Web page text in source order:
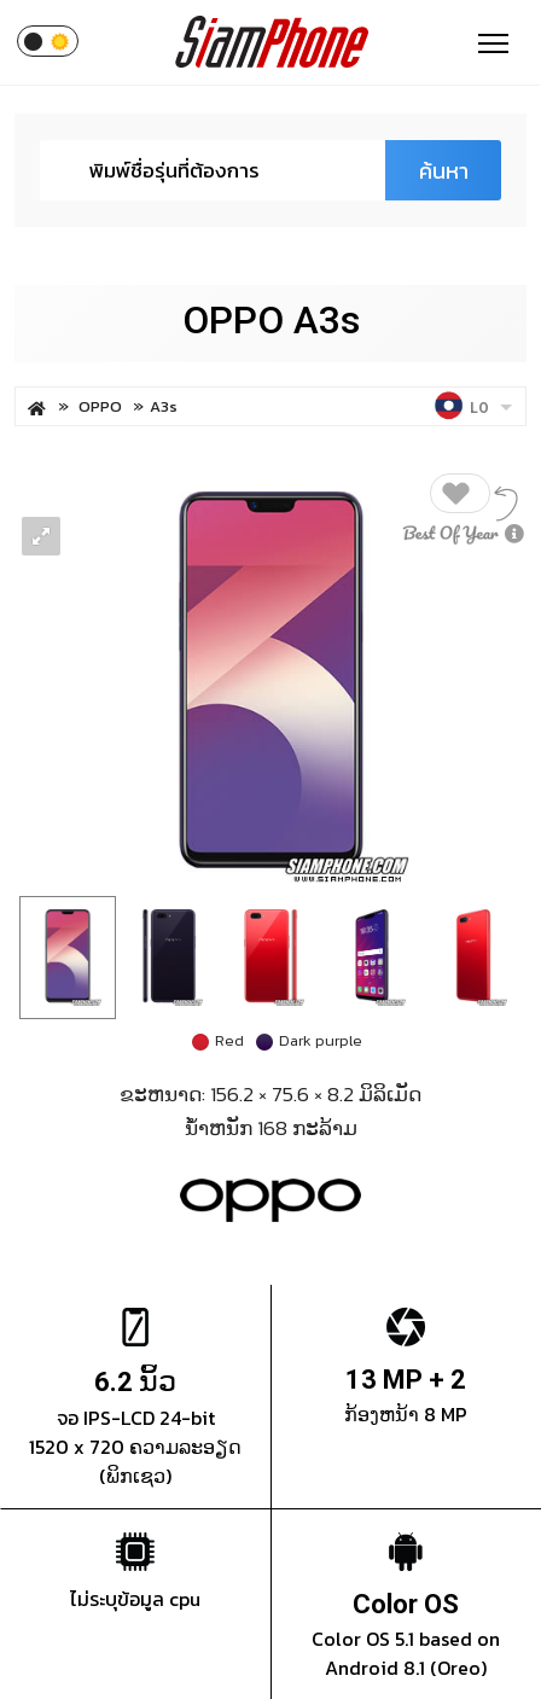
ค้นหา
OPPO A3s
OPPO A3s LO
Red Dark purple
ຂະຫນາດ: 156.2 × 75.6 × 8.2 ມິລິເມັດ
ນ້ຳຫນັກ 168 ກະລ້າມ
6.2 ນິ້ວ
จอ IPS-LCD 24-bit
1520 x 720 ຄວາມລະອຽດ
(ພິກເຊວ)
13 MP + 2
ກ້ອງຫນ້າ 8 MP
ไม่ระบุข้อมูล cpu Color OS
Color OS 5.1 based on
Android 8.1 (Oreo)